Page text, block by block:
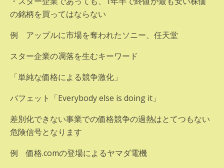
の銘柄を買ってはならない
例 アップルに市場を奪われたソニー、任天堂
スター企業の凋落を生むキーワード
「単純な価格による競争激化」
バフェット「Everybody else is doing it」
差別化できない事業での価格競争の過熱はとてつもない
危険信号となります
例 価格.comの登場によるヤマダ電機